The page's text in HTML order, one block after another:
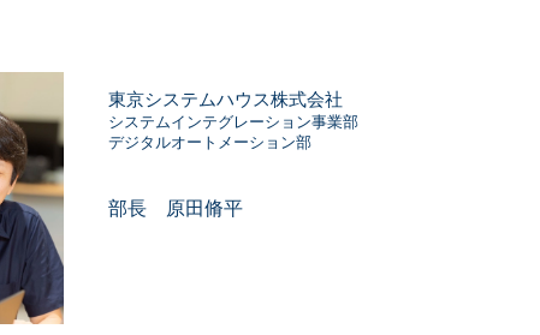
東京システムハウス株式会社
システムインテグレーション事業部
デジタルオートメーション部
部長 原田脩平